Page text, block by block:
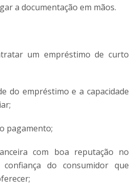
a documentação em mãos.
um empréstimo de curto
do empréstimo e a capacidade
pagamento;
com boa reputação no
do consumidor que